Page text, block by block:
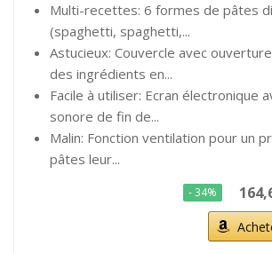
Multi-recettes: 6 formes de pâtes
(spaghetti, spaghetti,...
Astucieux: Couvercle avec
des ingrédients en...
Facile à utiliser: Ecran électronique
sonore de fin de...
Malin: Fonction ventilation pour un
pâtes leur...
- 34%